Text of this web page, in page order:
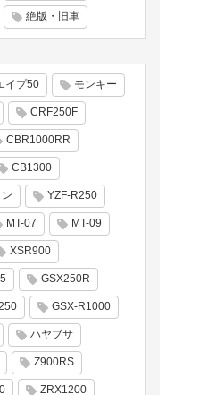
絶版・旧車
イプ50 モンキー
CRF250F
CBR1000RR
CB1300
YZF-R250
MT-07 MT-09
XSR900
GSX250R
GSX-R1000
ハヤブサ
Z900RS
ZRX1200